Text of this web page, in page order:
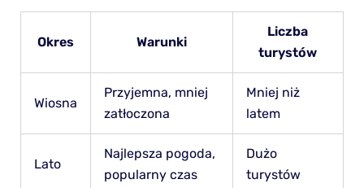
Okres Warunki
Liczba
turystów
Wiosna
Przyjemna, mniej
zatłoczona
Mniej niż
latem
Lato
Najlepsza pogoda,
popularny czas
Dużo
turystów